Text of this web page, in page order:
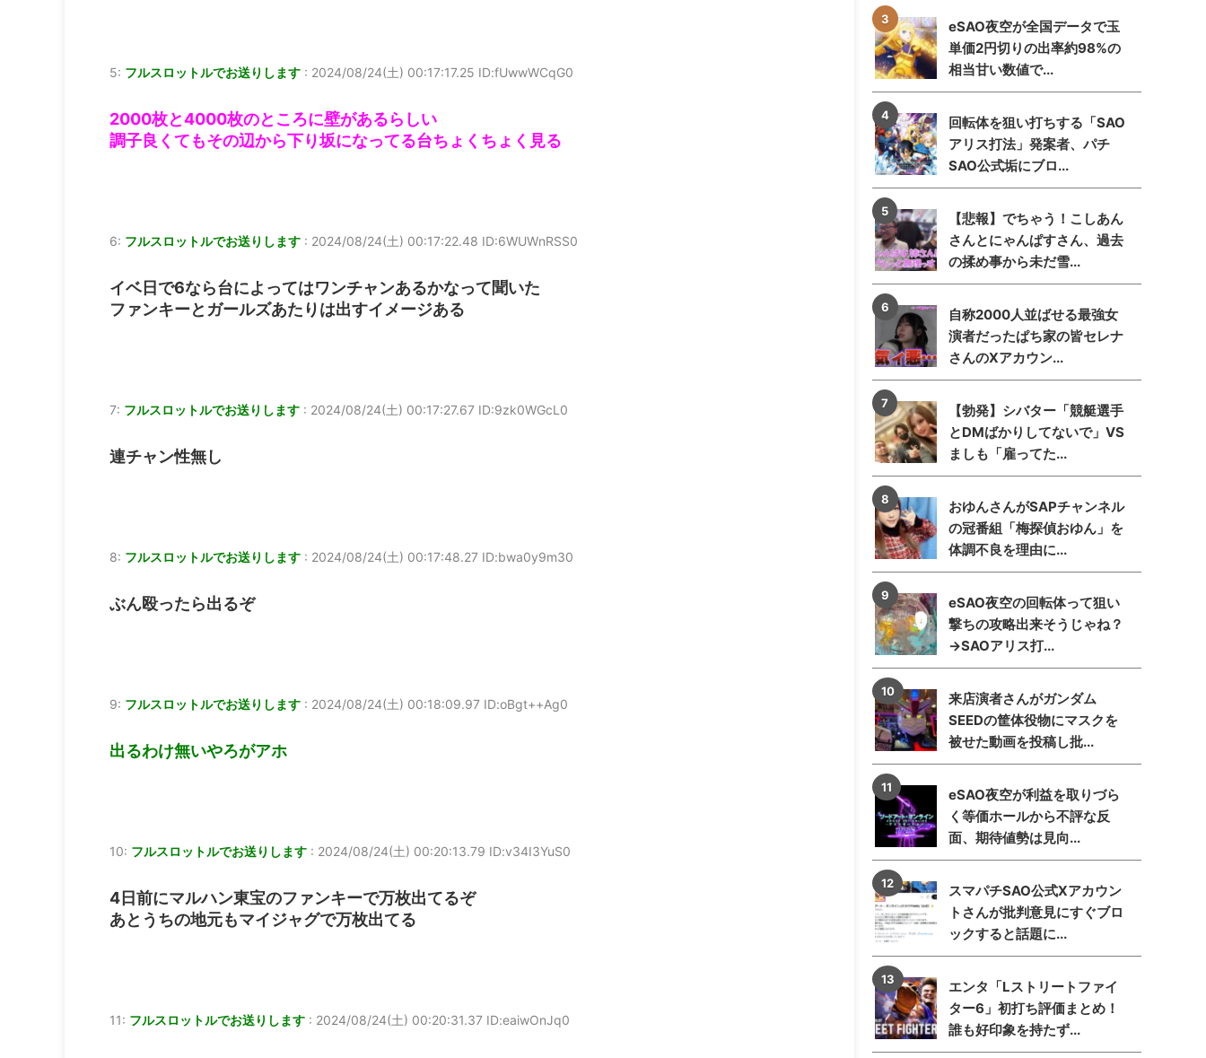
5: フルスロットルでお送りします : 2024/08/24(土) 00:17:17.25 ID:fUwwWCqG0
2000枚と4000枚のところに壁があるらしい
調子良くてもその辺から下り坂になってる台ちょくちょく見る
6: フルスロットルでお送りします : 2024/08/24(土) 00:17:22.48 ID:6WUWnRSS0
イベ日で6なら台によってはワンチャンあるかなって聞いた
ファンキーとガールズあたりは出すイメージある
7: フルスロットルでお送りします : 2024/08/24(土) 00:17:27.67 ID:9zk0WGcL0
連チャン性無し
8: フルスロットルでお送りします : 2024/08/24(土) 00:17:48.27 ID:bwa0y9m30
ぶん殴ったら出るぞ
9: フルスロットルでお送りします : 2024/08/24(土) 00:18:09.97 ID:oBgt++Ag0
出るわけ無いやろがアホ
10: フルスロットルでお送りします : 2024/08/24(土) 00:20:13.79 ID:v34I3YuS0
4日前にマルハン東宝のファンキーで万枚出てるぞ
あとうちの地元もマイジャグで万枚出てる
11: フルスロットルでお送りします : 2024/08/24(土) 00:20:31.37 ID:eaiwOnJq0
eSAO夜空が全国データで玉
単価2円切りの出率約98%の
相当甘い数値で...
回転体を狙い打ちする「SAO
アリス打法」発案者、パチ
SAO公式垢にブロ...
【悲報】でちゃう！こしあん
さんとにゃんぱすさん、過去
の揉め事から未だ雪...
自称2000人並ばせる最強女
演者だったぱち家の皆セレナ
さんのXアカウン...
【勃発】シバター「競艇選手
とDMばかりしてないで」VS
ましも「雇ってた...
おゆんさんがSAPチャンネル
の冠番組「梅探偵おゆん」を
体調不良を理由に...
eSAO夜空の回転体って狙い
撃ちの攻略出来そうじゃね？
→SAOアリス打...
来店演者さんがガンダム
SEEDの筐体役物にマスクを
被せた動画を投稿し批...
eSAO夜空が利益を取りづら
く等価ホールから不評な反
面、期待値勢は見向...
スマパチSAO公式Xアカウン
トさんが批判意見にすぐブロ
ックすると話題に...
エンタ「Lストリートファイ
ター6」初打ち評価まとめ！
誰も好印象を持たず...